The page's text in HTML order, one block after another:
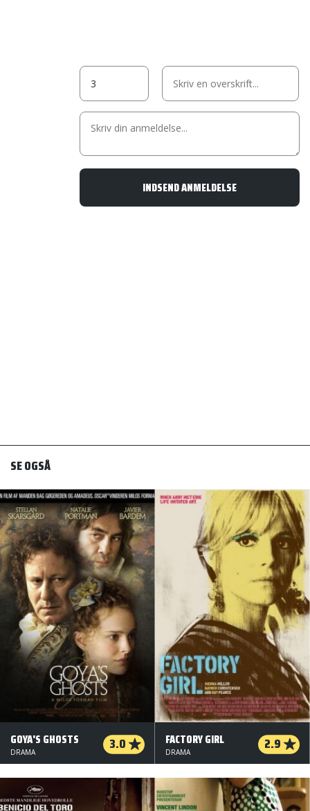
SE OGSÅ
GOYA'S GHOSTS 3.0
DRAMA
FACTORY GIRL 2.9
DRAMA